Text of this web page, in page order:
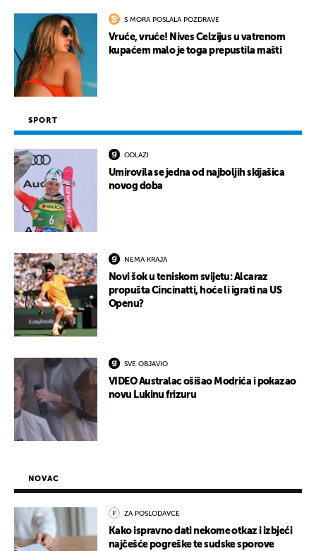
S MORA POSLALA POZDRAVE
Vruće, vruće! Nives Celzijus u vatrenom
kupaćem malo je toga prepustila mašti
SPORT
ODLAZI
Umirovila se jedna od najboljih skijašica
novog doba
NEMA KRAJA
Novi šok u teniskom svijetu: Alcaraz
propušta Cincinatti, hoće li igrati na US
Openu?
SVE OBJAVIO
VIDEO Australac ošišao Modrića i pokazao
novu Lukinu frizuru
NOVAC
ZA POSLODAVCE
Kako ispravno dati nekome otkaz i izbjeći
najčešće pogreške te sudske sporove